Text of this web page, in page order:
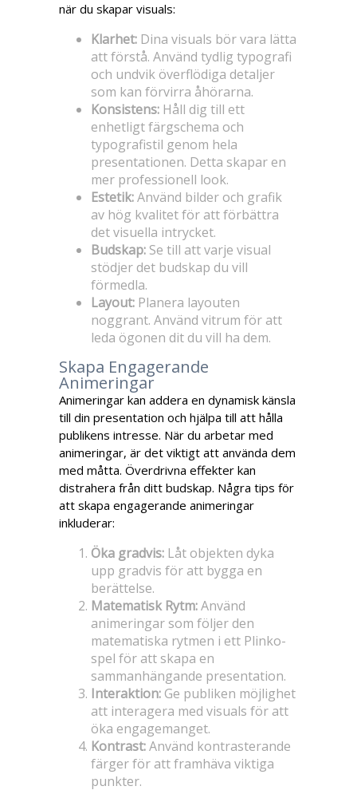
när du skapar visuals:
Klarhet: Dina visuals bör vara lätta
att förstå. Använd tydlig typografi
och undvik överflödiga detaljer
som kan förvirra åhörarna.
Konsistens: Håll dig till ett
enhetligt färgschema och
typografistil genom hela
presentationen. Detta skapar en
mer professionell look.
Estetik:Använd bilder och grafik
av hög kvalitet för att förbättra
det visuella intrycket.
Budskap: Se till att varje visual
stödjer det budskap du vill
förmedla.
Layout: Planera layouten
noggrant. Använd vitrum för att
leda ögonen dit du vill ha dem.
Skapa Engagerande
Animeringar
Animeringar kan addera en dynamisk känsla
till din presentation och hjälpa till att hålla
publikens intresse. När du arbetar med
animeringar, är det viktigt att använda dem
med måtta. Överdrivna effekter kan
distrahera från ditt budskap. Några tips för
att skapa engagerande animeringar
inkluderar:
Öka gradvis: Låt objekten dyka
upp gradvis för att bygga en
berättelse.
Matematisk Rytm:Använd
animeringar som följer den
matematiska rytmen i ett Plinko-
spel för att skapa en
sammanhängande presentation.
Interaktion: Ge publiken möjlighet
att interagera med visuals för att
öka engagemanget.
Kontrast:Använd kontrasterande
färger för att framhäva viktiga
punkter.